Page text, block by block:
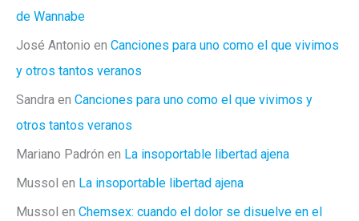
de Wannabe
José Antonio en Canciones para uno como el que vivimos
y otros tantos veranos
Sandra en Canciones para uno como el que vivimos y
otros tantos veranos
Mariano Padrón en La insoportable libertad ajena
Mussol en La insoportable libertad ajena
Mussol en Chemsex: cuando el dolor se disuelve en el